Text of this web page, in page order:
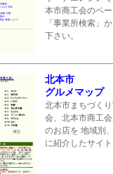
本市商工会のペ
「事業所検索」
下さい。
北本市
グルメマップ
北本市まちづく
会、北本市商工
のお店を 地域別
に紹介したサイ